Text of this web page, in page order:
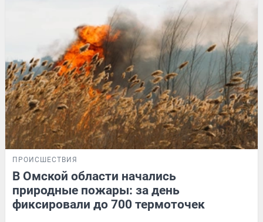
ПРОИСШЕСТВИЯ
В Омской области начались
природные пожары: за день
фиксировали до 700 термоточек